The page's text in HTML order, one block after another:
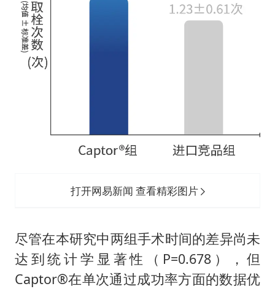
打开网易新闻 查看精彩图片
尽管在本研究中两组手术时间的差异尚未
达到统计学显著性（P=0.678），但
Captor®在单次通过成功率方面的数据优